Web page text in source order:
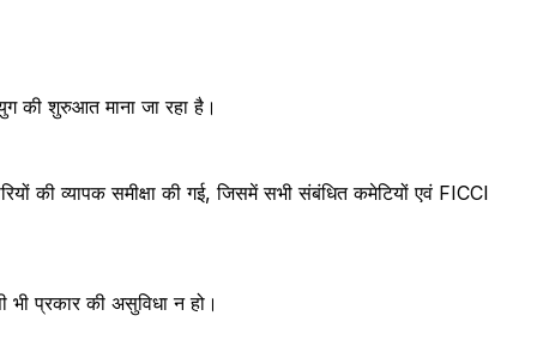
की शुरुआत माना जा रहा है।
की व्यापक समीक्षा की गई, जिसमें सभी संबंधित कमेटियों एवं FICCI
प्रकार की असुविधा न हो।